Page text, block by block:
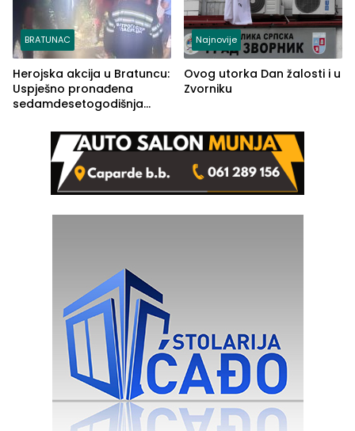
BRATUNAC
Herojska akcija u Bratuncu:
Uspješno pronađena
sedamdesetogodišnja
Kravice.
Najnovije
Ovog utorka Dan žalosti i u
Zvorniku